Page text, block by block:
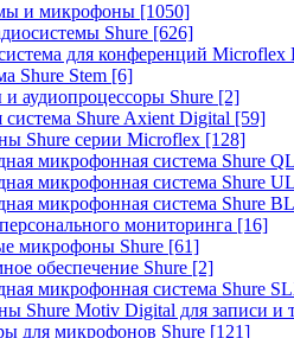
и микрофоны [1050]
Shure [626]
для конференций Microflex
Shure Stem [6]
аудиопроцессоры Shure [2]
Shure Axient Digital [59]
Shure серии Microflex [128]
микрофонная система Shure
микрофонная система Shure
микрофонная система Shure
мониторинга [16]
микрофоны Shure [61]
обеспечение Shure [2]
микрофонная система Shure
Shure Motiv Digital для записи и
для микрофонов Shure [121]